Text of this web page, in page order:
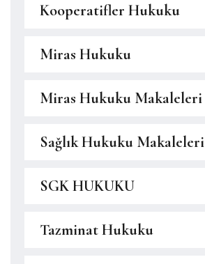
Kooperatifler Hukuku
Miras Hukuku
Miras Hukuku Makaleleri
Sağlık Hukuku Makaleleri
SGK HUKUKU
Tazminat Hukuku